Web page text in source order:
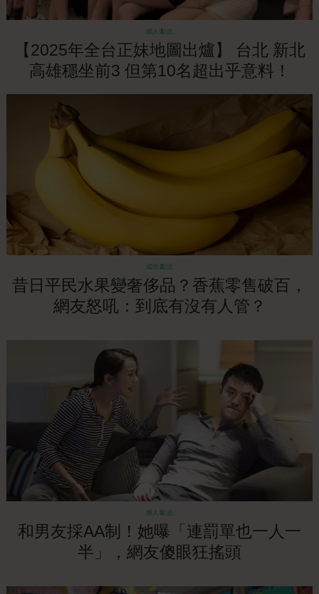
感人勵志
【2025年全台正妹地圖出爐】 台北 新北
高雄穩坐前3 但第10名超出乎意料！
成功勵志
昔日平民水果變奢侈品？香蕉零售破百，
網友怒吼：到底有沒有人管？
感人勵志
和男友採AA制！她曝「連罰單也一人一
半」，網友傻眼狂搖頭